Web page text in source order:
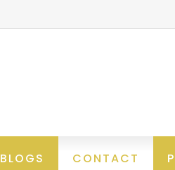
BLOGS CONTACT